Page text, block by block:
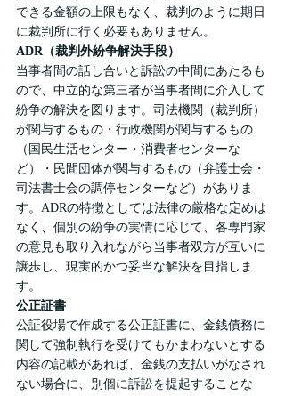
できる金額の上限もなく、裁判のように期日
に裁判所に行く必要もありません。
ADR（裁判外紛争解決手段）
当事者間の話し合いと訴訟の中間にあたるも
ので、中立的な第三者が当事者間に介入して
紛争の解決を図ります。司法機関（裁判所）
が関与するもの・行政機関が関与するもの
（国民生活センター・消費者センターな
ど）・民間団体が関与するもの（弁護士会・
司法書士会の調停センターなど）がありま
す。ADRの特徴としては法律の厳格な定めは
なく、個別の紛争の実情に応じて、各専門家
の意見も取り入れながら当事者双方が互いに
譲歩し、現実的かつ妥当な解決を目指しま
す。
公正証書
公証役場で作成する公正証書に、金銭債務に
関して強制執行を受けてもかまわないとする
内容の記載があれば、金銭の支払いがなされ
ない場合に、別個に訴訟を提起することな